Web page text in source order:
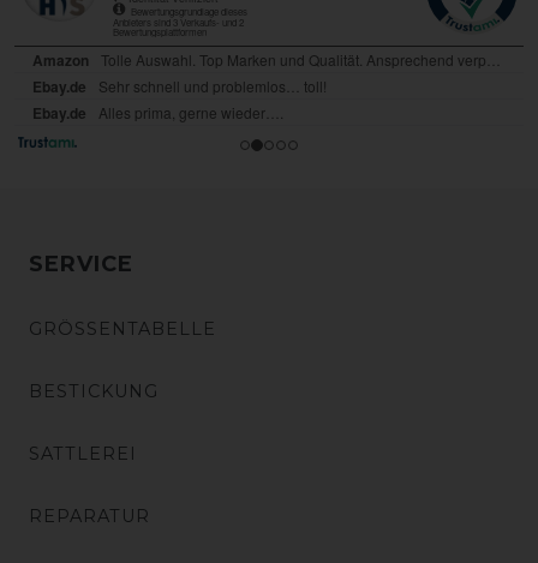
SERVICE
GRÖSSENTABELLE
BESTICKUNG
SATTLEREI
REPARATUR